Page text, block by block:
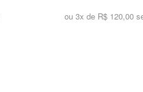
ou 3x de R$ 120,00